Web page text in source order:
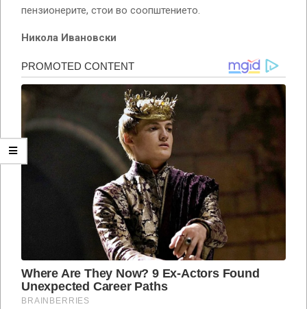
пензионерите, стои во соопштението.
Никола Ивановски